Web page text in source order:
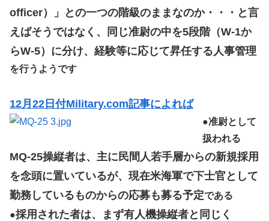
officer）」との一つの階級のままなのか・・・と言
えばそうではなく、同じ准尉の中を5段階（W-1か
らW-5）に分け、経験等に応じて昇任する人事管理
を行うようです
12月22日付Military.com記事によれば
●准尉として
扱われる
MQ-25操縦者は、主に民間人若手層からの新規採用
を念頭に置いているが、現在米海軍で下士官として
勤務しているものからの応募も募る予定である
●採用された者は、まず有人機操縦者と同じく